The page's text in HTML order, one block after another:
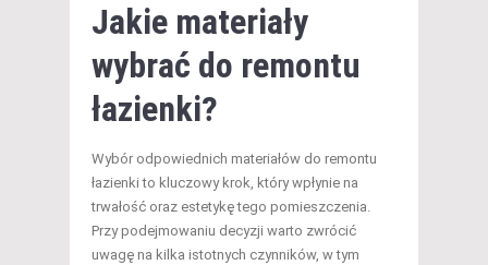
Jakie materiały
wybrać do remontu
łazienki?
Wybór odpowiednich materiałów do remontu
łazienki to kluczowy krok, który wpłynie na
trwałość oraz estetykę tego pomieszczenia.
Przy podejmowaniu decyzji warto zwrócić
uwagę na kilka istotnych czynników, w tym